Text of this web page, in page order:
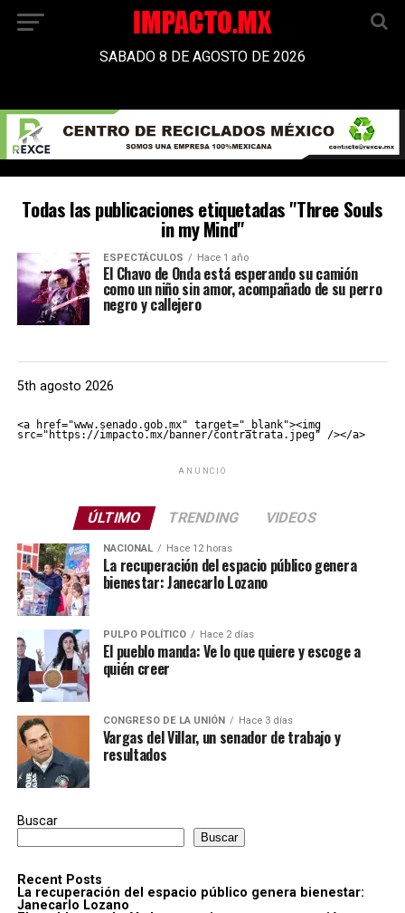
SABADO 8 DE AGOSTO DE 2026
Todas las publicaciones etiquetadas "Three Souls
in my Mind"
ESPECTÁCULOS Hace 1 año
El Chavo de Onda está esperando su camión
como un niño sin amor, acompañado de su perro
negro y callejero
5th agosto 2026
<a href="www.senado.gob.mx" target="_blank"><img
src="https://impacto.mx/banner/contratrata.jpeg" /></a>
ANUNCIO
ÚLTIMO TRENDING VIDEOS
NACIONAL Hace 12 horas
La recuperación del espacio público genera
bienestar: Janecarlo Lozano
PULPO POLÍTICO Hace 2 días
El pueblo manda: Ve lo que quiere y escoge a
quién creer
CONGRESO DE LA UNIÓN Hace 3 días
Vargas del Villar, un senador de trabajo y
resultados
Buscar
Buscar
Recent Posts
La recuperación del espacio público genera bienestar:
Janecarlo Lozano